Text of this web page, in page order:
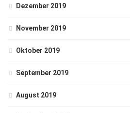
Dezember 2019
November 2019
Oktober 2019
September 2019
August 2019